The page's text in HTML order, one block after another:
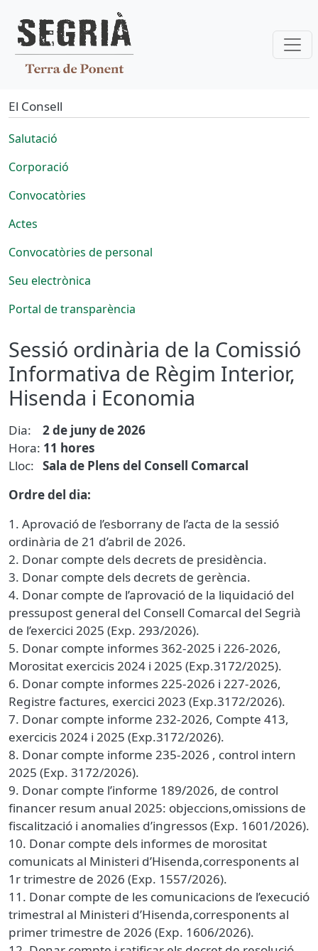
Sessió ordinària de la Comissió
Informativa de Règim Interior,
Hisenda i Economia
Dia: 2 de juny de 2026
Hora: 11 hores
Lloc: Sala de Plens del Consell Comarcal
Ordre del dia:
1. Aprovació de l’esborrany de l’acta de la sessió
ordinària de 21 d’abril de 2026.
2. Donar compte dels decrets de presidència.
3. Donar compte dels decrets de gerència.
4. Donar compte de l’aprovació de la liquidació del
pressupost general del Consell Comarcal del Segrià
de l’exercici 2025 (Exp. 293/2026).
5. Donar compte informes 362-2025 i 226-2026,
Morositat exercicis 2024 i 2025 (Exp.3172/2025).
6. Donar compte informes 225-2026 i 227-2026,
Registre factures, exercici 2023 (Exp.3172/2026).
7. Donar compte informe 232-2026, Compte 413,
exercicis 2024 i 2025 (Exp.3172/2026).
8. Donar compte informe 235-2026 , control intern
2025 (Exp. 3172/2026).
9. Donar compte l’informe 189/2026, de control
financer resum anual 2025: objeccions,omissions de
fiscalització i anomalies d’ingressos (Exp. 1601/2026).
10. Donar compte dels informes de morositat
comunicats al Ministeri d’Hisenda,corresponents al
1r trimestre de 2026 (Exp. 1557/2026).
11. Donar compte de les comunicacions de l’execució
trimestral al Ministeri d’Hisenda,corresponents al
primer trimestre de 2026 (Exp. 1606/2026).
El Consell
Salutació
Corporació
Convocatòries
Actes
Convocatòries de personal
Seu electrònica
Portal de transparència